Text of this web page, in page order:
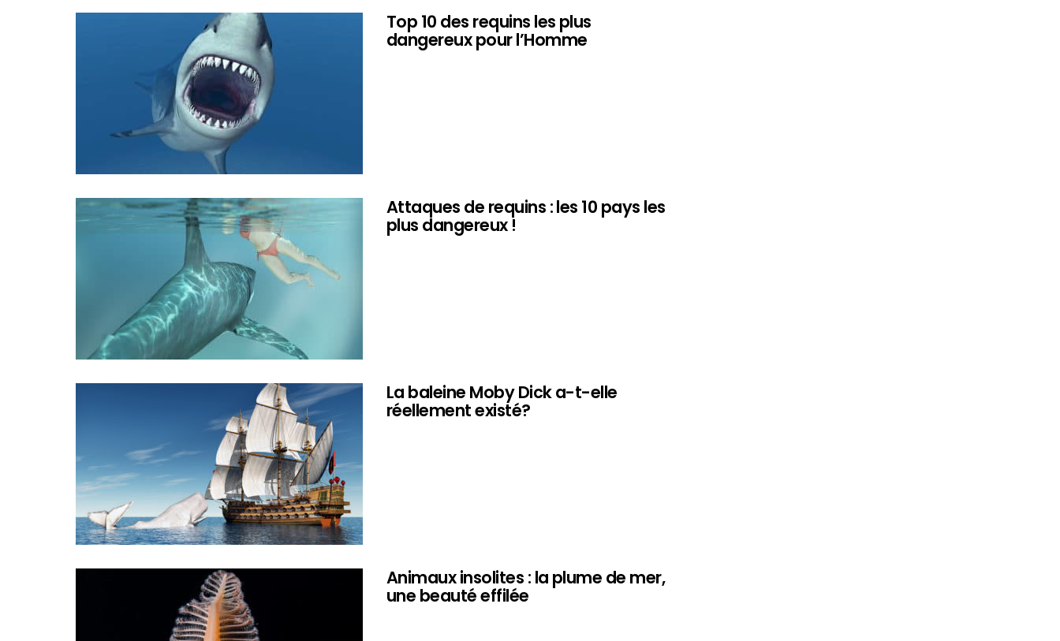
Top 10 des requins les plus
dangereux pour l’Homme
Attaques de requins : les 10 pays les
plus dangereux !
La baleine Moby Dick a-t-elle
réellement existé?
Animaux insolites : la plume de mer,
une beauté effilée